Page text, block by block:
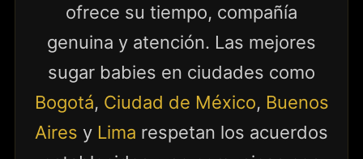
ofrece su tiempo, compañía
genuina y atención. Las mejores
sugar babies en ciudades como
Bogotá, Ciudad de México, Buenos
Aires y Lima respetan los acuerdos